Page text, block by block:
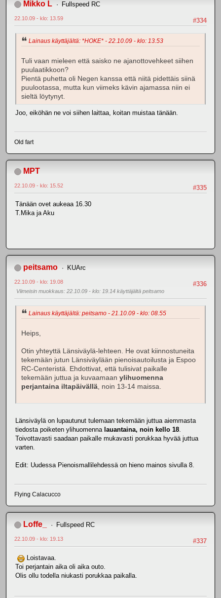
Mikko L Fullspeed RC
#334
22.10.09 - klo: 13.59
Lainaus käyttäjältä: *HOKE* - 22.10.09 - klo: 13.53
Tuli vaan mieleen että saisko ne ajanottovehkeet siihen
puulaatikkoon?
Pientä puhetta oli Negen kanssa että niitä pidettäis siinä
puulootassa, mutta kun viimeks kävin ajamassa niin ei
sieltä löytynyt.
Joo, eiköhän ne voi siihen laittaa, koitan muistaa tänään.
Old fart
MPT
#335
22.10.09 - klo: 15.52
Tänään ovet aukeaa 16.30
T.Mika ja Aku
peitsamo KUArc
#336
22.10.09 - klo: 19.08
Viimeisin muokkaus: 22.10.09 - klo: 19.14 käyttäjältä peitsamo
Lainaus käyttäjältä: peitsamo - 21.10.09 - klo: 08.55
Heips,
Otin yhteyttä Länsiväylä-lehteen. He ovat kiinnostuneita
tekemään jutun Länsiväylään pienoisautoilusta ja Espoo
RC-Centeristä. Ehdottivat, että tulisivat paikalle
tekemään juttua ja kuvaamaan ylihuomenna
perjantaina iltapäivällä , noin 13-14 maissa.
Länsiväylä on lupautunut tulemaan tekemään juttua aiemmasta
tiedosta poiketen ylihuomenna lauantaina, noin kello 18
Toivottavasti saadaan paikalle mukavasti porukkaa hyvää juttua
varten.
Edit: Uudessa Pienoismallilehdessä on hieno mainos sivulla 8.
Flying Calacucco
Loffe_ Fullspeed RC
#337
22.10.09 - klo: 19.13
Loistavaa.
Toi perjantain aika oli aika outo.
Olis ollu todella niukasti porukkaa paikalla.